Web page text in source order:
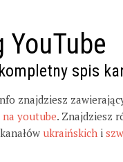
YouTube
spis
znajdziesz
na youtube. Znajdziesz
ukraińskich i